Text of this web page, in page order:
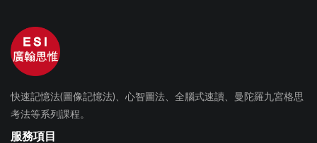
快速記憶法(圖像記憶法)、心智圖法、全腦式速讀、曼陀羅九宮格思
考法等系列課程。
服務項目